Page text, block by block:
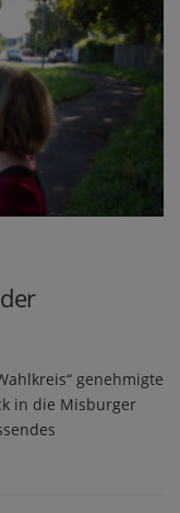
genehmigte
in die Misburger